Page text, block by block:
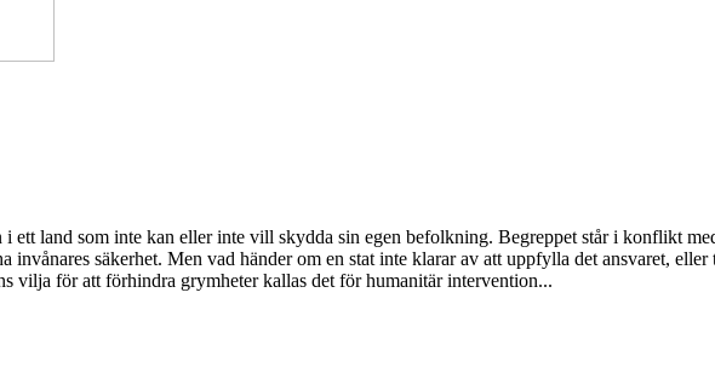
ett land som inte kan eller inte vill skydda sin egen befolkning. Begreppet står i konflikt
invånares säkerhet. Men vad händer om en stat inte klarar av att uppfylla det ansvaret,
vilja för att förhindra grymheter kallas det för humanitär intervention...